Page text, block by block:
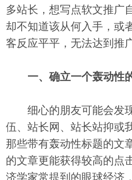
多站长，想写点软文推广
却不知道该从何入手，或
客反应平平，无法达到推
一、确立一个轰动性
细心的朋友可能会发
伍、站长网、站长站抑或
那些带有轰动性标题的文
的文章更能获得较高的点